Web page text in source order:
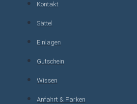
Kontakt
Sättel
Einlagen
Gutschein
Wissen
Anfahrt & Parken